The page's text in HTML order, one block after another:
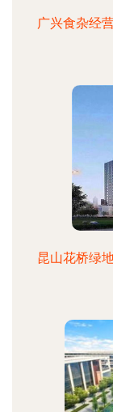
广兴食杂经
昆山花桥绿